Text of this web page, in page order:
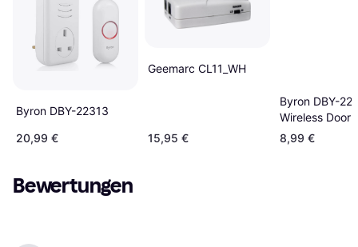
Byron DBY-22313
20,99 €
Geemarc CL11_WH
15,95 €
Byron DBY-
Wireless
8,99 €
Bewertungen